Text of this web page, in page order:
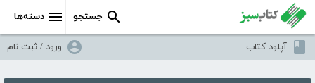
دسته‌ها جستجو
آپلود کتاب ورود / ثبت نام